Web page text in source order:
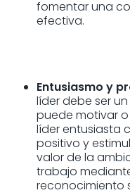
fomentar una
efectiva.
Entusiasmo y
líder debe ser
puede motivar
líder entusiasta
positivo y
valor de la
trabajo
reconocimiento